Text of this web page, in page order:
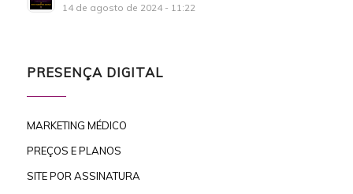
14 de agosto de 2024 - 11:22
PRESENÇA DIGITAL
MARKETING MÉDICO
PREÇOS E PLANOS
SITE POR ASSINATURA